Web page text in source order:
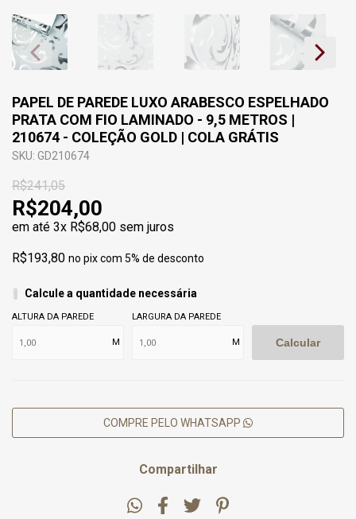
PAPEL DE PAREDE LUXO ARABESCO ESPELHADO
PRATA COM FIO LAMINADO - 9,5 METROS |
210674 - COLEÇÃO GOLD | COLA GRÁTIS
SKU: GD210674
R$241,05
R$204,00
em até 3x R$68,00 sem juros
R$193,80 no pix com 5% de desconto
Calcule a quantidade necessária
ALTURA DA PAREDE
M
LARGURA DA PAREDE
M Calcular
COMPRE PELO WHATSAPP
Compartilhar